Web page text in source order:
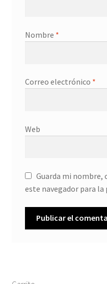
Nombre *
Correo electrónico *
Web
Guarda mi nombre,
este navegador para la